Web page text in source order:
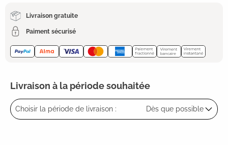
Livraison gratuite
Paiment sécurisé
Livraison à la période souhaitée
Choisir la période de livraison : Dès que possible